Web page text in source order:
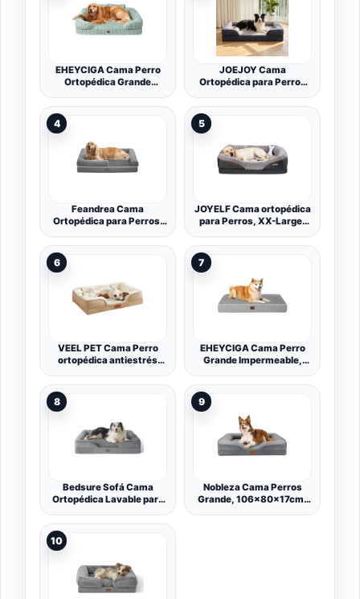
EHEYCIGA Cama Perro
Ortopédica Grande
con Respaldo Alto,
Impermeable, Funda
Lavable, Verde
JOEJOY Cama
Ortopédica para Perros
Espuma Viscoelástica en
89x64x17 cm, Funda
Extraíble y Lavable, Base
Antideslizante con Forro
Impermeable, Gris
4
Feandrea Cama
Ortopédica para Perros,
Mascotas, Acolchado
Suave, Bordes Elevados,
Funda Extraíble y Lavable,
106 x 71 x 18 cm,
Antideslizante, Gris Claro
PGW077G02
5
JOYELF Cama ortopédica
para Perros, XX-Large,
viscoelástica para Perros
Grandes, Lavable,
Antideslizante
6
VEEL PET Cama Perro
ortopédica antiestrés
Impermeable (Small)
7
EHEYCIGA Cama Perro
Grande Impermeable,
Espuma Viscoelástica,
Colchoneta Cojin Perro
con Lavable Desmontable
Funda, Gris,
89x58x7.5cm
8
Bedsure Sofá Cama
Ortopédica Lavable para
106x80cm, Gris
9
Nobleza Cama Perros
Grande, 106x80x17cm,
10